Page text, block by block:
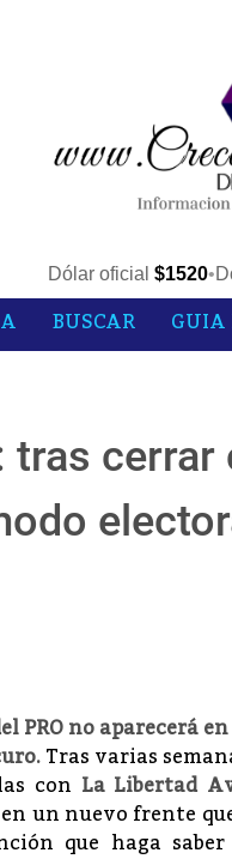
Dólar oficial $1520•
BUSCAR GUIA
cerrar
PRO no aparecerá
Tras varias
con La Libertad
un nuevo frente
que haga